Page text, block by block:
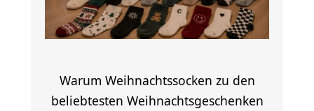
Warum Weihnachtssocken zu den
beliebtesten Weihnachtsgeschenken